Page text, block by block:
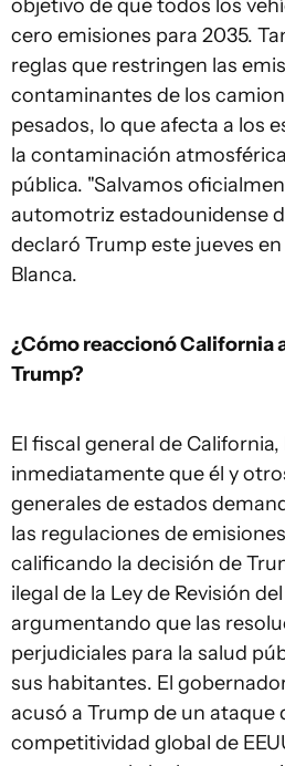
objetivo de que todos los
cero emisiones para 2035.
reglas que restringen las
contaminantes de los
pesados, lo que afecta a los
la contaminación
pública. "Salvamos
automotriz estadounidense
declaró Trump este jueves
Blanca.
¿Cómo reaccionó California
Trump?
El fiscal general de
inmediatamente que él y
generales de estados
las regulaciones de
calificando la decisión de
ilegal de la Ley de Revisión
argumentando que las
perjudiciales para la salud
sus habitantes. El
acusó a Trump de un ataque
competitividad global de